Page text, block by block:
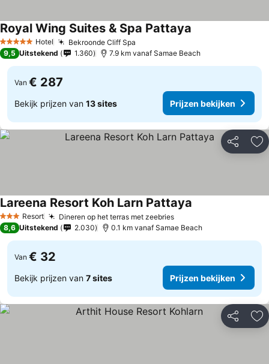
5 Sterren Hotel Bekroonde Cliff Spa
Royal Wing Suites & Spa Pattaya
9,5 Uitstekend 1.360 7.9 km vanaf Samae Beach
Van € 287
Bekijk prijzen van 13 sites Prijzen bekijken
Delen
3 SterrenResort Dineren op het terras met zeebriesPrijzen bekijken
Lareena Resort Koh Larn Pattaya
8,6 Uitstekend 2.030 0.1 km vanaf Samae Beach
Van € 32
Bekijk prijzen van 7 sites Prijzen bekijken
Delen